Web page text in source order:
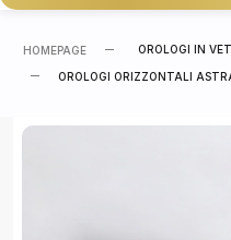
HOMEPAGE OROLOGI IN
OROLOGI ORIZZONTALI